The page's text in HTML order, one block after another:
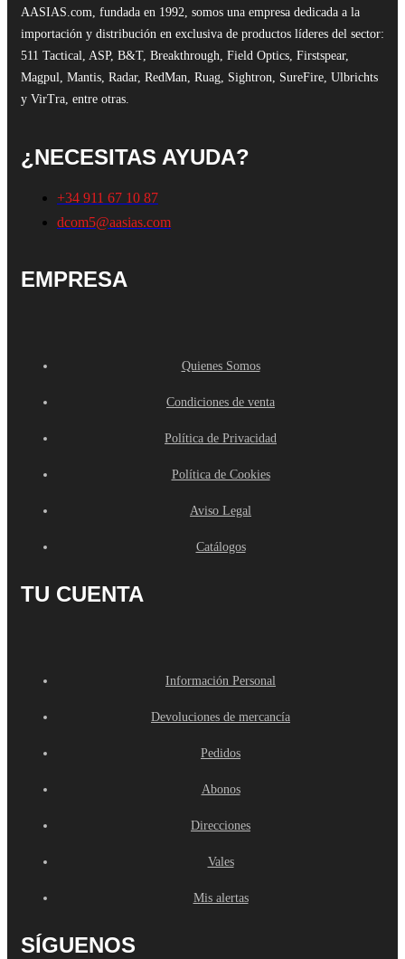
AASIAS.com, fundada en 1992, somos una empresa dedicada a la
importación y distribución en exclusiva de productos líderes del sector:
511 Tactical, ASP, B&T, Breakthrough, Field Optics, Firstspear,
Magpul, Mantis, Radar, RedMan, Ruag, Sightron, SureFire, Ulbrichts
y VirTra, entre otras.
¿NECESITAS AYUDA?
+34 911 67 10 87
dcom5@aasias.com
EMPRESA
Quienes Somos
Condiciones de venta
Política de Privacidad
Política de Cookies
Aviso Legal
Catálogos
TU CUENTA
Información Personal
Devoluciones de mercancía
Pedidos
Abonos
Direcciones
Vales
Mis alertas
SÍGUENOS